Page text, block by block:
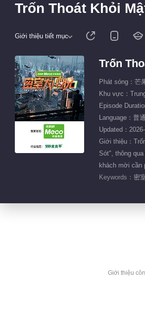
Trốn Thoát Khỏi
Giới thiệu tiết mục
Trốn
Phát sóng：芒
Khu vực：
Episode
Language：普
Updated：
Giới thiệu：
Sót", thông
khách mời cần
Keywords： 密
Giới thiệu